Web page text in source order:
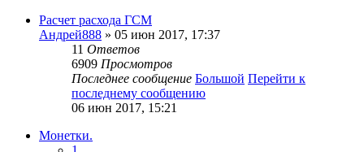
Расчет расхода ГСМ
Андрей888 » 05 июн 2017, 17:37
11 Ответов
6909 Просмотров
Последнее сообщение Большой Перейти к
последнему сообщению
06 июн 2017, 15:21
Монетки.